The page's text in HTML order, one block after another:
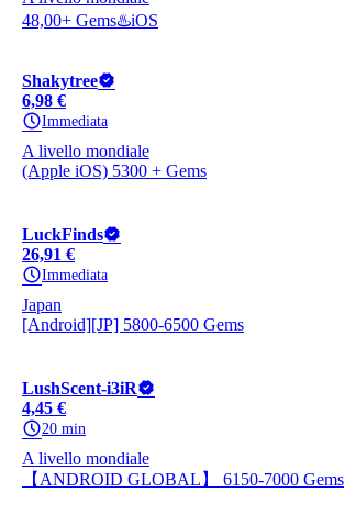
48,00+ Gems♨️iOS
Shakytree
6,98 €
Immediata
A livello mondiale
(Apple iOS) 5300 + Gems
LuckFinds
26,91 €
Immediata
Japan
[Android][JP] 5800-6500 Gems
LushScent-i3iR
4,45 €
20 min
A livello mondiale
【ANDROID GLOBAL】 6150-7000 Gems